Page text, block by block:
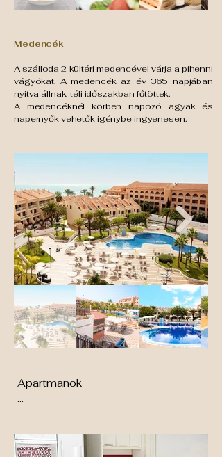
Medencék
A szálloda 2 kültéri medencével várja a pihenni
vágyókat. A medencék az év 365 napjában
nyitva állnak, téli időszakban fűtöttek.
A medencéknél körben napozó agyak és
napernyők vehetők igénybe ingyenesen.
Apartmanok
komplexum 1 és szobás